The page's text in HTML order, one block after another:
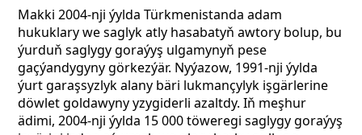
Makki 2004-nji ýylda Türkmenistanda adam
hukuklary we saglyk atly hasabatyň awtory bolup, bu
ýurduň saglygy goraýyş ulgamynyň pese
gaçýandygyny görkezýär. Nyýazow, 1991-nji ýylda
ýurt garaşsyzlyk alany bäri lukmançylyk işgärlerine
döwlet goldawyny yzygiderli azaltdy. Iň meşhur
ädimi, 2004-nji ýylda 15 000 töweregi saglygy goraýyş